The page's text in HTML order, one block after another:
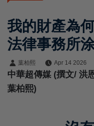
我的財產為
法律事務所
除手足特留
分的制度正
葉柏熙 Apr 14 2026
中華超傳媒 (撰文/ 洪
葉柏熙)